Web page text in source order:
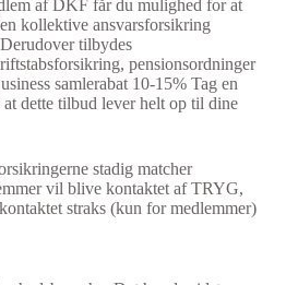
af DKF får du mulighed for at
kollektive ansvarsforsikring
tilbydes
pensionsordninger
samlerabat 10-15% Tag en
dette tilbud lever helt op til dine
stadig matcher
vil blive kontaktet af TRYG,
straks (kun for medlemmer)